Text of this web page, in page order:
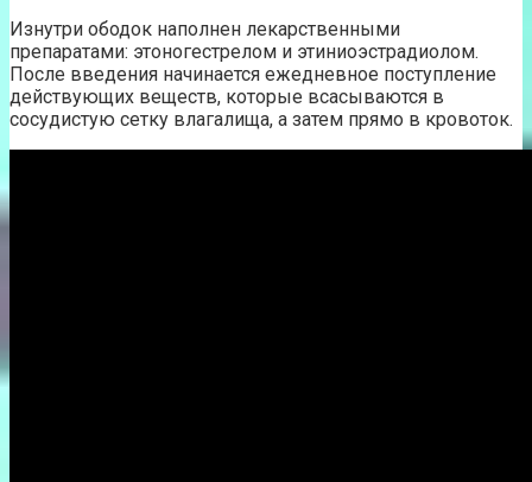
Изнутри ободок наполнен лекарственными
препаратами: этоногестрелом и этиниоэстрадиолом.
После введения начинается ежедневное поступление
действующих веществ, которые всасываются в
сосудистую сетку влагалища, а затем прямо в кровоток.